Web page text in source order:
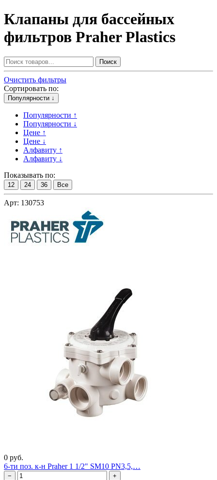
Клапаны для бассейных
фильтров Praher Plastics
Поиск
Очистить фильтры
Сортировать по:
Популярности ↓
Популярности ↑
Популярности ↓
Цене ↑
Цене ↓
Алфавиту ↑
Алфавиту ↓
Показывать по:
12 24 36 Все
Арт: 130753
0 руб.
6-ти поз. к-н Praher 1 1/2" SM10 PN3,5,…
−
+